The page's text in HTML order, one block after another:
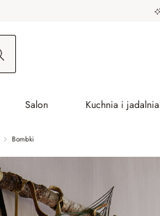
Salon Kuchnia i jadalnia
Bombki